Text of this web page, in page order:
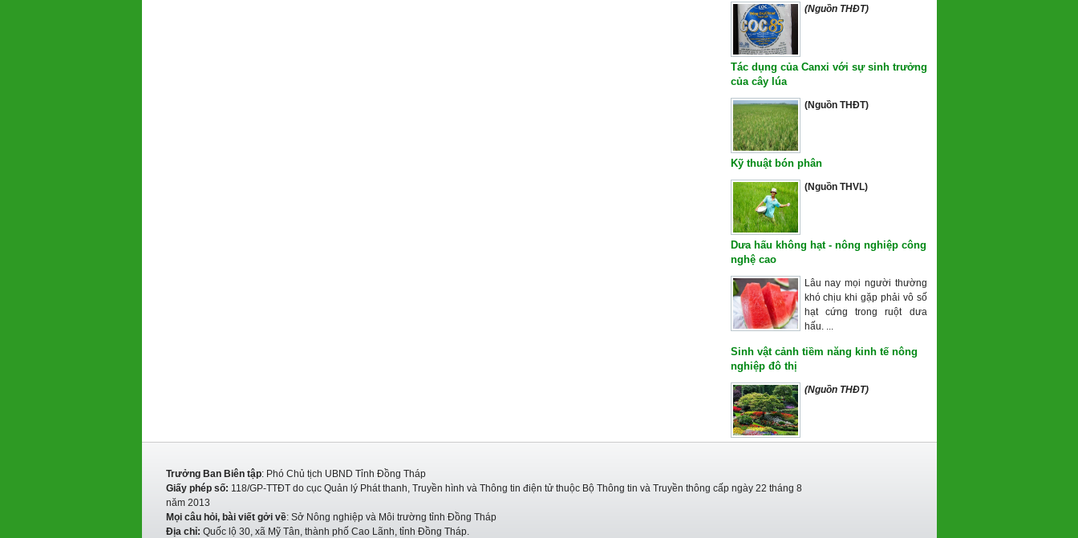
(Nguồn THĐT)
Tác dụng của Canxi với sự sinh trưởng
của cây lúa
(Nguồn THĐT)
Kỹ thuật bón phân
(Nguồn THVL)
Dưa hấu không hạt - nông nghiệp công
nghệ cao
Lâu nay mọi người thường
khó chịu khi gặp phải vô số
hạt cứng trong ruột dưa
hấu. ...
Sinh vật cảnh tiềm năng kinh tế nông
nghiệp đô thị
(Nguồn THĐT)
Trưởng Ban Biên tập: Phó Chủ tịch UBND Tỉnh Đồng Tháp
Giấy phép số: 118/GP-TTĐT do cục Quản lý Phát thanh, Truyền hình và Thông tin điện tử thuộc Bộ Thông tin và Truyền thông cấp ngày 22 tháng 8
năm 2013
Mọi câu hỏi, bài viết gởi về: Sở Nông nghiệp và Môi trường tỉnh Đồng Tháp
Địa chỉ: Quốc lộ 30, xã Mỹ Tân, thành phố Cao Lãnh, tỉnh Đồng Tháp.